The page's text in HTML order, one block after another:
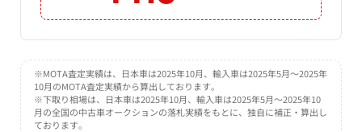
※MOTA査定実績は、日本車は2025年10月、輸入車は2025年5月～2025年
10月のMOTA査定実績から算出しております。
※下取り相場は、日本車は2025年10月、輸入車は2025年5月～2025年10
月の全国の中古車オークションの落札実績をもとに、独自に補正・算出し
ております。